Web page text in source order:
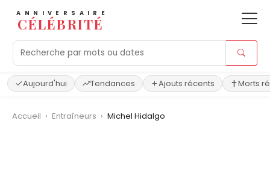
ANNIVERSAIRE
CÉLÉBRITÉ
Aujourd'hui Tendances Ajouts récents Morts
Accueil › Entraîneurs › Michel Hidalgo